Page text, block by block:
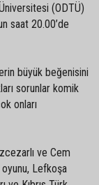
(ODTÜ)
saat 20.00’de
büyük beğenisini
sorunlar komik
onları
ve Cem
Lefkoşa